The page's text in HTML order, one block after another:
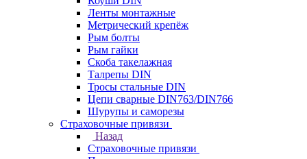
Ленты монтажные
Метрический крепёж
Рым болты
Рым гайки
Скоба такелажная
Талрепы DIN
Тросы стальные DIN
Цепи сварные DIN763/DIN766
Шурупы и саморезы
Страховочные привязи
Назад
Страховочные привязи